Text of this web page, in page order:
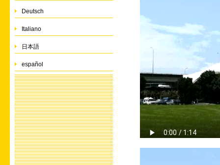
Deutsch
Italiano
日本語
español